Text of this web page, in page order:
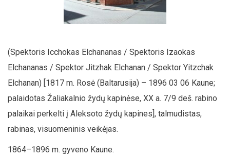
(Spektoris Icchokas Elchananas / Spektoris Izaokas
Elchananas / Spektor Jitzhak Elchanan / Spektor Yitzchak
Elchanan) [1817 m. Rosė (Baltarusija) – 1896 03 06 Kaune;
palaidotas Žaliakalnio žydų kapinėse, XX a. 7/9 deš. rabino
palaikai perkelti į Aleksoto žydų kapines], talmudistas,
rabinas, visuomeninis veikėjas.
1864–1896 m. gyveno Kaune.